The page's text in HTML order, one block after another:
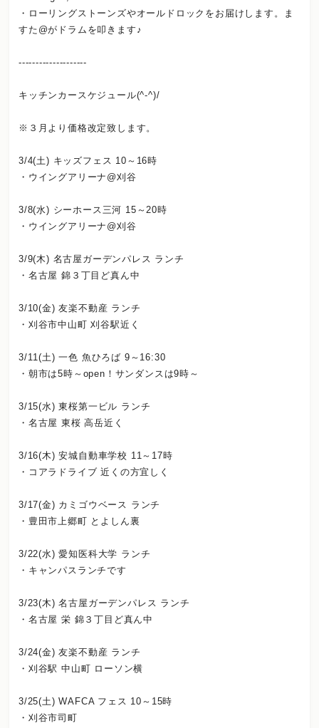
・ローリングストーンズやオールドロックをお届けします。ま
すた@がドラムを叩きます♪
--------------------
キッチンカースケジュール(^-^)/
※３月より価格改定致します。
3/4(土) キッズフェス 10～16時
・ウイングアリーナ@刈谷
3/8(水) シーホース三河 15～20時
・ウイングアリーナ@刈谷
3/9(木) 名古屋ガーデンパレス ランチ
・名古屋 錦３丁目ど真ん中
3/10(金) 友楽不動産 ランチ
・刈谷市中山町 刈谷駅近く
3/11(土) 一色 魚ひろば 9～16:30
・朝市は5時～open！サンダンスは9時～
3/15(水) 東桜第一ビル ランチ
・名古屋 東桜 高岳近く
3/16(木) 安城自動車学校 11～17時
・コアラドライブ 近くの方宜しく
3/17(金) カミゴウベース ランチ
・豊田市上郷町 とよしん裏
3/22(水) 愛知医科大学 ランチ
・キャンパスランチです
3/23(木) 名古屋ガーデンパレス ランチ
・名古屋 栄 錦３丁目ど真ん中
3/24(金) 友楽不動産 ランチ
・刈谷駅 中山町 ローソン横
3/25(土) WAFCA フェス 10～15時
・刈谷市司町